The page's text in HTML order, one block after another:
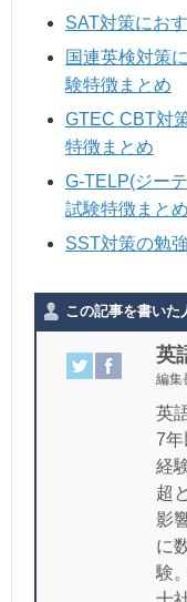
SAT対策にお
国連英検対策
験特徴まとめ
GTEC CBT対
特徴まとめ
G-TELP(ジー
試験特徴まとめ
SST対策の勉
この記事を書いた
英
編集
英
7年
経
超
影
に
験